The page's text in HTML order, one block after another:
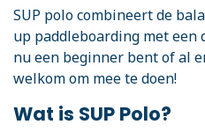
SUP polo combineert de
up paddleboarding met een
nu een beginner bent of al
welkom om mee te doen!
Wat is SUP Polo?